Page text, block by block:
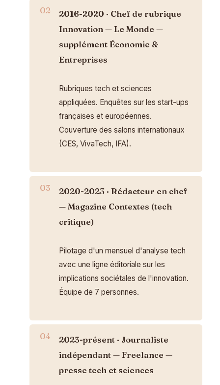
2016-2020 · Chef de rubrique
Innovation — Le Monde —
supplément Économie &
Entreprises
Rubriques tech et sciences
appliquées. Enquêtes sur les start-ups
françaises et européennes.
Couverture des salons internationaux
(CES, VivaTech, IFA).
2020-2023 · Rédacteur en chef
— Magazine Contextes (tech
critique)
Pilotage d'un mensuel d'analyse tech
avec une ligne éditoriale sur les
implications sociétales de l'innovation.
Équipe de 7 personnes.
2023-présent · Journaliste
indépendant — Freelance —
presse tech et sciences